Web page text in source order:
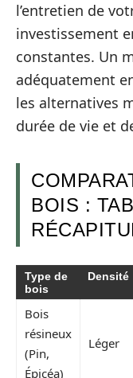
l’entretien de
investissement
constantes. Un
adéquatement
les alternatives
durée de vie et
BOIS :
Type de
bois
Densité
Bois
résineux
(Pin,
Épicéa)
Léger